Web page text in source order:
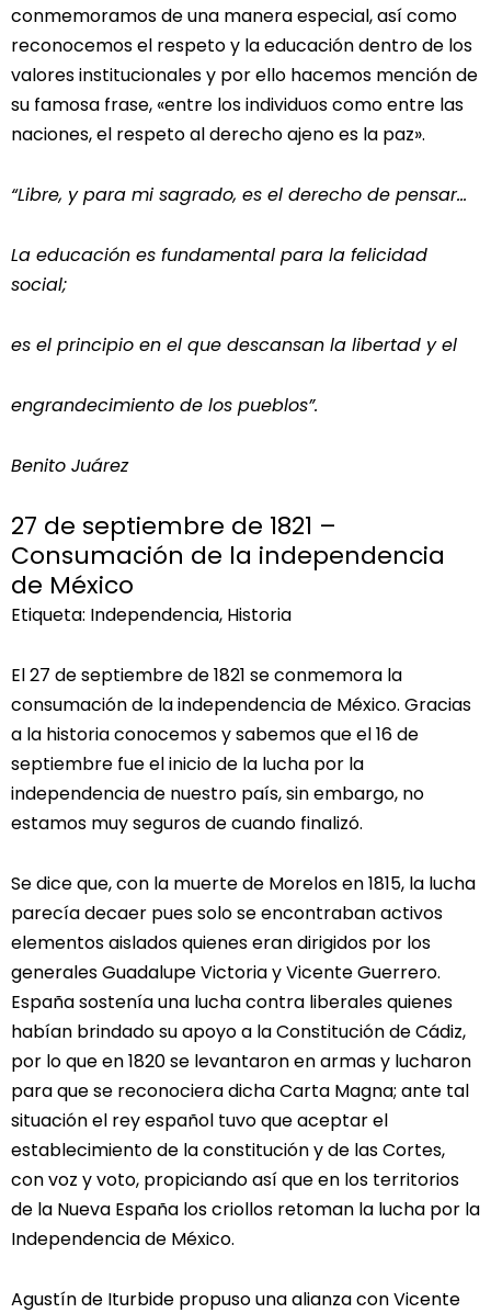
conmemoramos de una manera especial, así como
reconocemos el respeto y la educación dentro de los
valores institucionales y por ello hacemos mención de
su famosa frase, «entre los individuos como entre las
naciones, el respeto al derecho ajeno es la paz».
“Libre, y para mi sagrado, es el derecho de pensar…
La educación es fundamental para la felicidad
social;
es el principio en el que descansan la libertad y el
engrandecimiento de los pueblos”.
Benito Juárez
27 de septiembre de 1821 –
Consumación de la independencia
de México
Etiqueta: Independencia, Historia
El 27 de septiembre de 1821 se conmemora la
consumación de la independencia de México. Gracias
a la historia conocemos y sabemos que el 16 de
septiembre fue el inicio de la lucha por la
independencia de nuestro país, sin embargo, no
estamos muy seguros de cuando finalizó.
Se dice que, con la muerte de Morelos en 1815, la lucha
parecía decaer pues solo se encontraban activos
elementos aislados quienes eran dirigidos por los
generales Guadalupe Victoria y Vicente Guerrero.
España sostenía una lucha contra liberales quienes
habían brindado su apoyo a la Constitución de Cádiz,
por lo que en 1820 se levantaron en armas y lucharon
para que se reconociera dicha Carta Magna; ante tal
situación el rey español tuvo que aceptar el
establecimiento de la constitución y de las Cortes,
con voz y voto, propiciando así que en los territorios
de la Nueva España los criollos retoman la lucha por la
Independencia de México.
Agustín de Iturbide propuso una alianza con Vicente